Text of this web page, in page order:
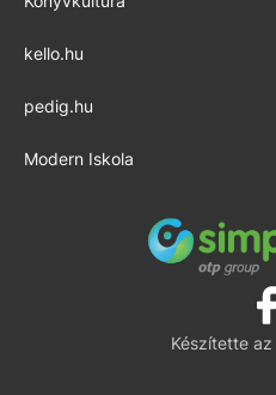
kello.hu
pedig.hu
Modern Iskola
Készítette az